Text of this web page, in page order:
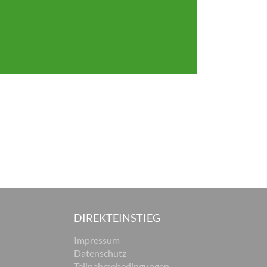
DIREKTEINSTIEG
Impressum
Datenschutz